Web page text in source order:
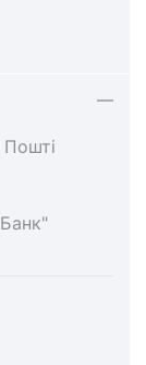
Пошті